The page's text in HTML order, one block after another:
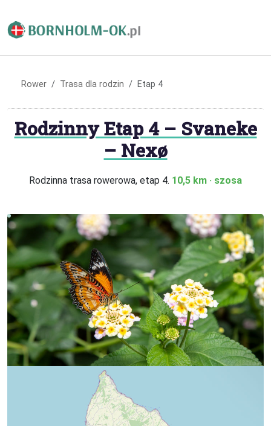
Rower Trasa dla rodzin Etap 4
Rodzinny Etap 4 – Svaneke
– Nexø‬
Rodzinna trasa rowerowa, etap 4. 10,5 km · szosa